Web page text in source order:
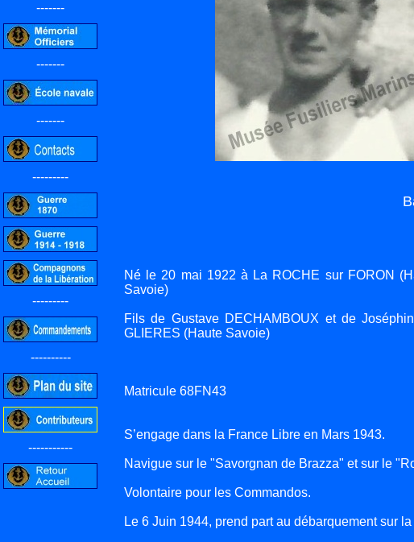
-------
-------
-------
---------
---------
----------
-----------
Né le 20 mai 1922 à La ROCHE sur FORON
Savoie)
Fils de Gustave DECHAMBOUX et de
GLIERES (Haute Savoie)
Matricule 68FN43
S’engage dans la France Libre en Mars 1943.
Navigue sur le "Savorgnan de Brazza" et sur le
Volontaire pour les Commandos.
Le 6 Juin 1944, prend part au débarquement sur